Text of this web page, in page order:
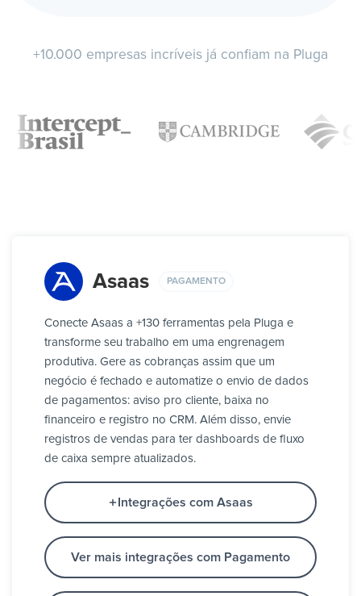
+10.000 empresas incríveis já confiam na Pluga
Asaas PAGAMENTO
Conecte Asaas a +130 ferramentas pela Pluga e
transforme seu trabalho em uma engrenagem
produtiva. Gere as cobranças assim que um
negócio é fechado e automatize o envio de dados
de pagamentos: aviso pro cliente, baixa no
financeiro e registro no CRM. Além disso, envie
registros de vendas para ter dashboards de fluxo
de caixa sempre atualizados.
Integrações com Asaas
Ver mais integrações com Pagamento